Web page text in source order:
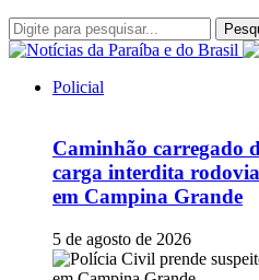
Policial
Caminhão carregado
carga interdita
em Campina Grande
5 de agosto de 2026